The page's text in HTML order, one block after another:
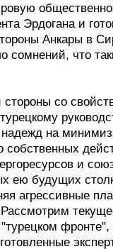
Эрдогана и
Анкары в
сомнений, что
стороны со
надежд на
собственных
и
ею будущих
агрессивные
фронте",